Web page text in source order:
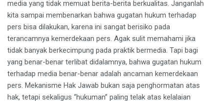
media yang tidak memuat berita-berita berkualitas. Janganlah
kita sampai membenarkan bahwa gugatan hukum terhadap
pers bisa dilakukan, karena ini sangat berisiko pada
terancamnya kemerdekaan pers. Agak sulit memahami jika
tidak banyak berkecimpung pada praktik bermedia. Tapi bagi
yang benar-benar terlibat didalamnya, bahwa gugatan hukum
terhadap media benar-benar adalah ancaman kemerdekaan
pers. Mekanisme Hak Jawab bukan saja penghormatan atas
hak, tetapi sekaligus “hukuman” paling telak atas kelalaian